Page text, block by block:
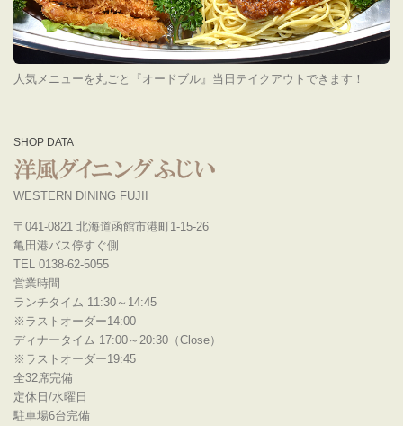
人気メニューを丸ごと『オードブル』当日テイクアウトできます！
SHOP DATA
WESTERN DINING FUJII
〒041-0821 北海道函館市港町1-15-26
亀田港バス停すぐ側
TEL 0138-62-5055
営業時間
ランチタイム 11:30～14:45
※ラストオーダー14:00
ディナータイム 17:00～20:30（Close）
※ラストオーダー19:45
全32席完備
定休日/水曜日
駐車場6台完備